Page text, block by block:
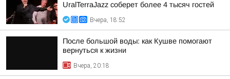
UralTerraJazz соберет более 4 тысяч гостей
Вчера, 18:52
После большой воды: как Кушве помогают
вернуться к жизни
Вчера, 20:18